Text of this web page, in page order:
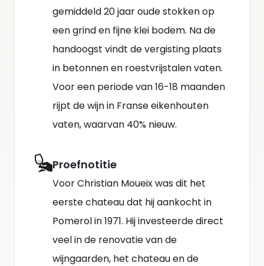
gemiddeld 20 jaar oude stokken op
een grind en fijne klei bodem. Na de
handoogst vindt de vergisting plaats
in betonnen en roestvrijstalen vaten.
Voor een periode van 16-18 maanden
rijpt de wijn in Franse eikenhouten
vaten, waarvan 40% nieuw.
Proefnotitie
Voor Christian Moueix was dit het
eerste chateau dat hij aankocht in
Pomerol in 1971. Hij investeerde direct
veel in de renovatie van de
wijngaarden, het chateau en de